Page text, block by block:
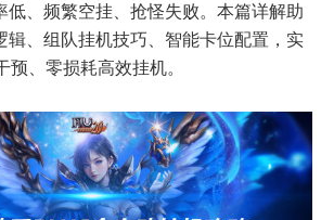
低、频繁空挂、抢怪失败。本篇详解助
辑、组队挂机技巧、智能卡位配置，实
预、零损耗高效挂机。